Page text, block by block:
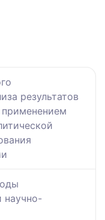
результатов
применением
научно-